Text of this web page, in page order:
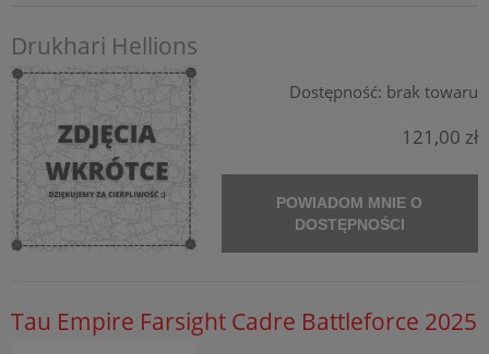
Drukhari Hellions
Dostępność: brak towaru
121,00 zł
POWIADOM MNIE O
DOSTĘPNOŚCI
Tau Empire Farsight Cadre Battleforce 2025